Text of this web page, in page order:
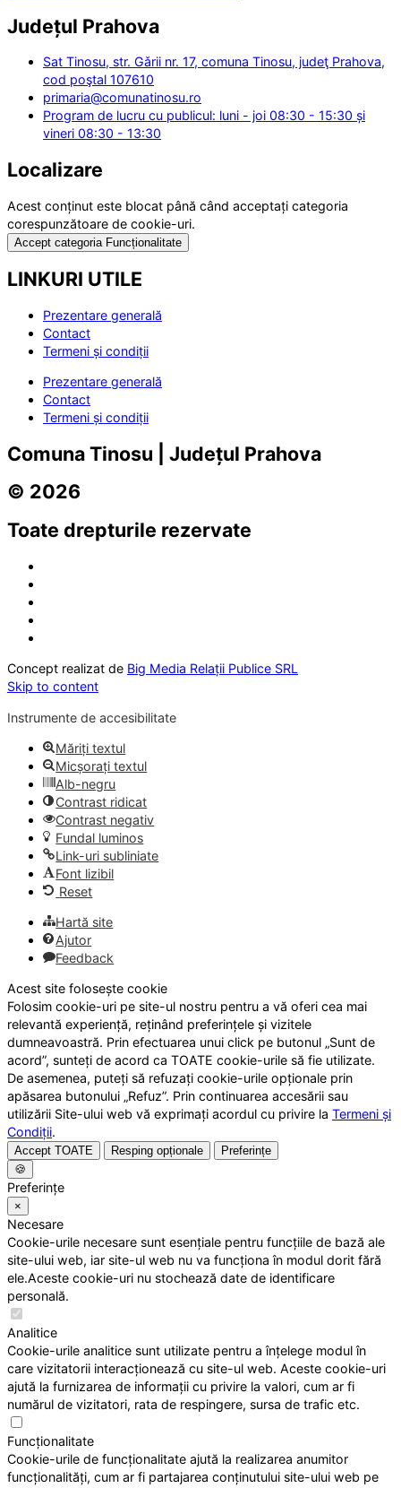
Județul Prahova
Sat Tinosu, str. Gǎrii nr. 17, comuna Tinosu, judeţ Prahova,
cod poştal 107610
primaria@comunatinosu.ro
Program de lucru cu publicul: luni - joi 08:30 - 15:30 și
vineri 08:30 - 13:30
Localizare
Acest conținut este blocat până când acceptați categoria
corespunzătoare de cookie-uri.
Accept categoria Funcționalitate
LINKURI UTILE
Prezentare generală
Contact
Termeni și condiții
Prezentare generală
Contact
Termeni și condiții
Comuna Tinosu | Județul Prahova
© 2026
Toate drepturile rezervate
Concept realizat de Big Media Relații Publice SRL
Skip to content
Instrumente de accesibilitate
Măriți textul
Micșorați textul
Alb-negru
Contrast ridicat
Contrast negativ
Fundal luminos
Link-uri subliniate
Font lizibil
Reset
Hartă site
Ajutor
Feedback
Acest site folosește cookie
Folosim cookie-uri pe site-ul nostru pentru a vă oferi cea mai
relevantă experiență, reținând preferințele și vizitele
dumneavoastră. Prin efectuarea unui click pe butonul „Sunt de
acord”, sunteți de acord ca TOATE cookie-urile să fie utilizate.
De asemenea, puteți să refuzați cookie-urile opționale prin
apăsarea butonului „Refuz”. Prin continuarea accesării sau
utilizării Site-ului web vă exprimați acordul cu privire la Termeni și
Condiții.
Accept TOATE Resping opționale
Preferințe
🍪
Preferințe
×
Necesare
Cookie-urile necesare sunt esențiale pentru funcțiile de bază ale
site-ului web, iar site-ul web nu va funcționa în modul dorit fără
ele.Aceste cookie-uri nu stochează date de identificare
personală.
Analitice
Cookie-urile analitice sunt utilizate pentru a înțelege modul în
care vizitatorii interacționează cu site-ul web. Aceste cookie-uri
ajută la furnizarea de informații cu privire la valori, cum ar fi
numărul de vizitatori, rata de respingere, sursa de trafic etc.
Funcționalitate
Cookie-urile de funcționalitate ajută la realizarea anumitor
funcționalități, cum ar fi partajarea conținutului site-ului web pe